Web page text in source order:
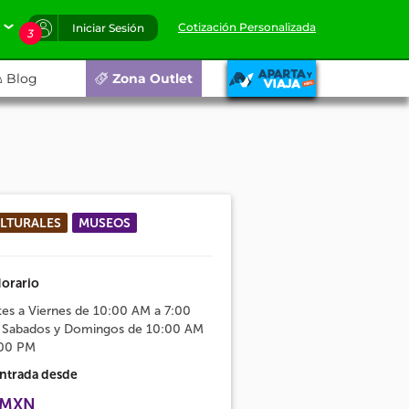
3 Iniciar Sesión Cotización Personalizada
Blog Zona Outlet
MUSEOS
a Viernes de 10:00 AM a 7:00
y Domingos de 10:00 AM
PM
desde